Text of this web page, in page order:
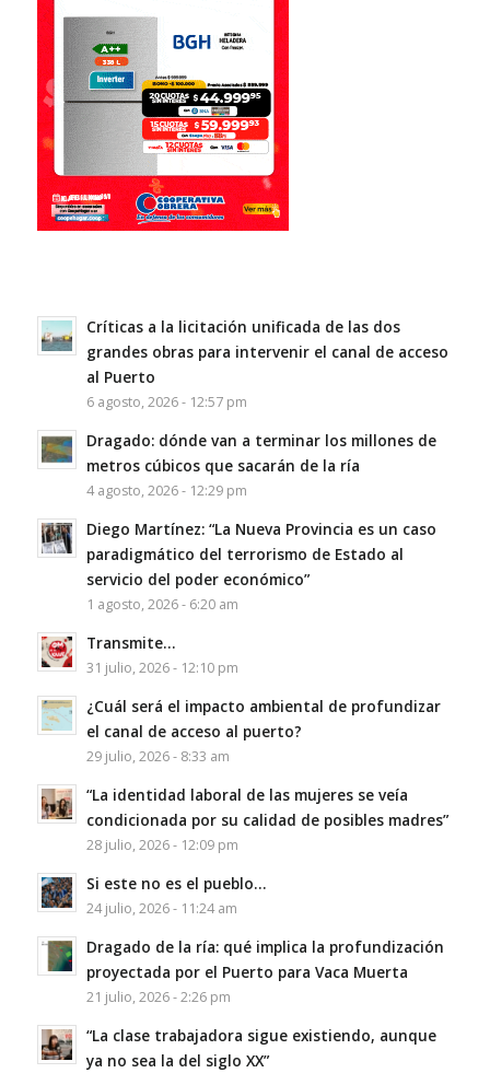
Críticas a la licitación unificada de las dos
grandes obras para intervenir el canal de acceso
al Puerto
6 agosto, 2026 - 12:57 pm
Dragado: dónde van a terminar los millones de
metros cúbicos que sacarán de la ría
4 agosto, 2026 - 12:29 pm
Diego Martínez: “La Nueva Provincia es un caso
paradigmático del terrorismo de Estado al
servicio del poder económico”
1 agosto, 2026 - 6:20 am
Transmite…
31 julio, 2026 - 12:10 pm
¿Cuál será el impacto ambiental de profundizar
el canal de acceso al puerto?
29 julio, 2026 - 8:33 am
“La identidad laboral de las mujeres se veía
condicionada por su calidad de posibles madres”
28 julio, 2026 - 12:09 pm
Si este no es el pueblo…
24 julio, 2026 - 11:24 am
Dragado de la ría: qué implica la profundización
proyectada por el Puerto para Vaca Muerta
21 julio, 2026 - 2:26 pm
“La clase trabajadora sigue existiendo, aunque
ya no sea la del siglo XX”